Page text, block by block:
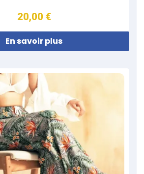
20,00 €
En savoir plus